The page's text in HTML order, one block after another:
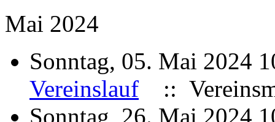
Mai 2024
Sonntag, 05. Mai 2024
Vereinslauf
::
Sonntag, 26. Mai 2024